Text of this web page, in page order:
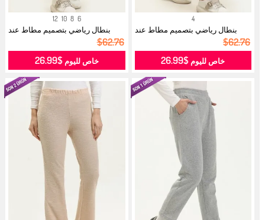
4
بنطال رياضي بتصميم مطاط عند
$62.76
خاص لليوم $26.99
6
8
10
12
بنطال رياضي بتصميم مطاط عند
$62.76
خاص لليوم$26.99